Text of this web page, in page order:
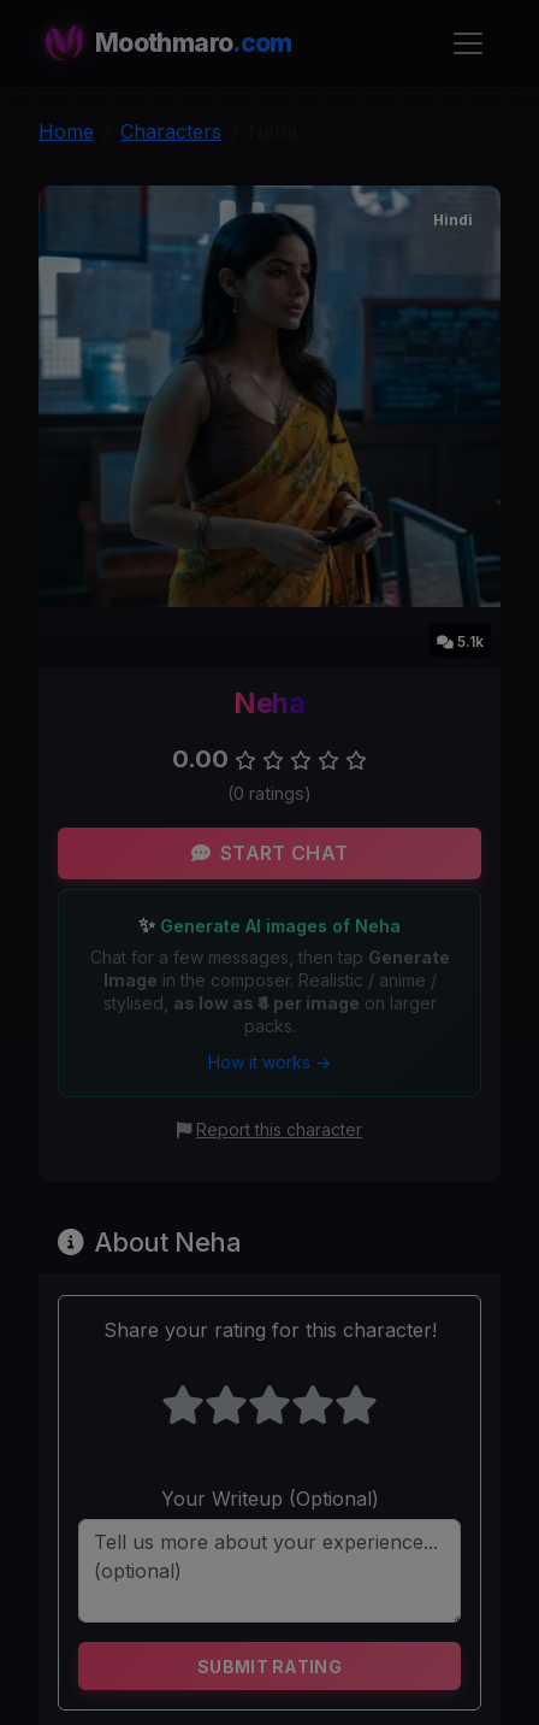
Moothmaro.com
Home Characters
N
5.1k
Hindi
Neha
0.00
(0 ratings)
START CHAT
✨ Generate AI images of Neha
Chat for a few messages, then tap Generate
Image in the composer. Realistic / anime /
stylised, as low as ₹4 per image on larger
packs.
How it works →
Report this character
About Neha
Share your rating for this character!
Your Writeup (Optional)
SUBMIT RATING